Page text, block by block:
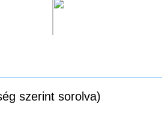
szerint sorolva)